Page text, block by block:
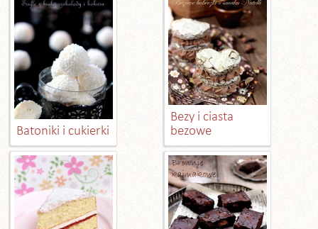
Batoniki i cukierki
Bezy i ciasta
bezowe